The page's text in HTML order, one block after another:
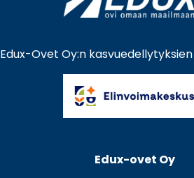
Edux-Ovet Oy:n
Edux-ovet Oy